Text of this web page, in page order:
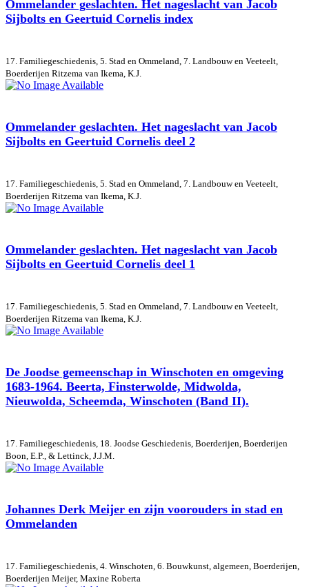
Ommelander geslachten. Het nageslacht van Jacob
Sijbolts en Geertuid Cornelis index
17. Familiegeschiedenis, 5. Stad en Ommeland, 7. Landbouw en Veeteelt,
Boerderijen Ritzema van Ikema, K.J.
Ommelander geslachten. Het nageslacht van Jacob
Sijbolts en Geertuid Cornelis deel 2
17. Familiegeschiedenis, 5. Stad en Ommeland, 7. Landbouw en Veeteelt,
Boerderijen Ritzema van Ikema, K.J.
Ommelander geslachten. Het nageslacht van Jacob
Sijbolts en Geertuid Cornelis deel 1
17. Familiegeschiedenis, 5. Stad en Ommeland, 7. Landbouw en Veeteelt,
Boerderijen Ritzema van Ikema, K.J.
De Joodse gemeenschap in Winschoten en omgeving
1683-1964. Beerta, Finsterwolde, Midwolda,
Nieuwolda, Scheemda, Winschoten (Band II).
17. Familiegeschiedenis, 18. Joodse Geschiedenis, Boerderijen, Boerderijen
Boon, E.P., & Lettinck, J.J.M.
Johannes Derk Meijer en zijn voorouders in stad en
Ommelanden
17. Familiegeschiedenis, 4. Winschoten, 6. Bouwkunst, algemeen, Boerderijen,
Boerderijen Meijer, Maxine Roberta